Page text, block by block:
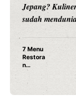
Jepang?
sudah
7 Menu
Restora
n
Jepang
Dicoba,